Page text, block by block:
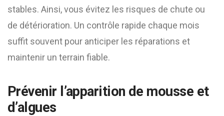
stables. Ainsi, vous évitez les risques de chute ou
de détérioration. Un contrôle rapide chaque mois
suffit souvent pour anticiper les réparations et
maintenir un terrain fiable.
Prévenir l’apparition de mousse et
d’algues